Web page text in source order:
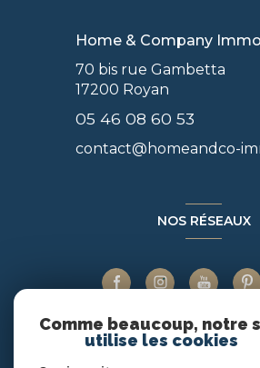
Home & Company
70 bis rue Gambetta
17200 Royan
05 46 08 60 53
contact@homeandco-
NOS RÉSEAUX
ADHÉRENTS
Comme beaucoup, notre
utilise les cookies